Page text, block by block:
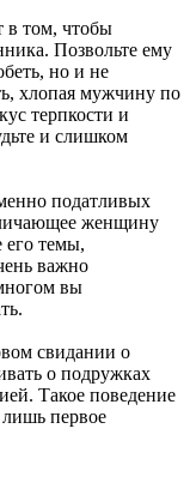
в том, чтобы
Позвольте ему
но и не
хлопая мужчину по
терпкости и
и слишком
податливых
женщину
его темы,
важно
вы
свидании о
о подружках
Такое поведение
лишь первое